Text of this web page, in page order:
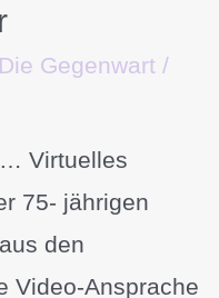
Die Gegenwart /
Virtuelles
75- jährigen
den
Video-Ansprache